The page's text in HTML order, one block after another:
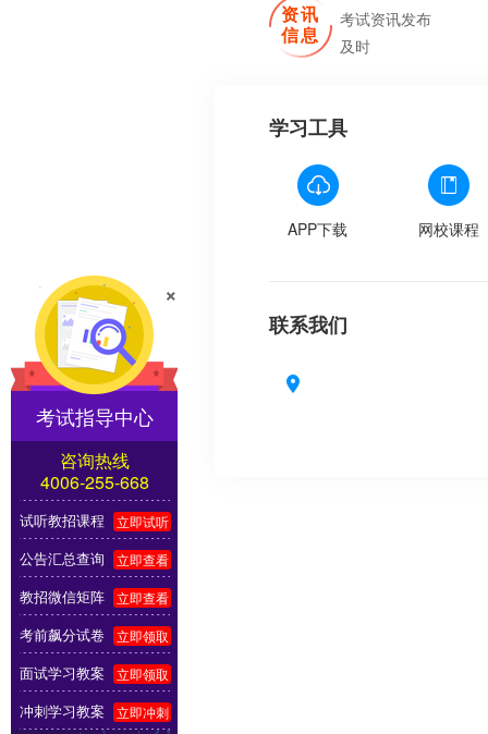
资讯
信息
考试资讯发布
及时
学习工具
APP下载 网校课程
联系我们
考试指导中心
咨询热线
4006-255-668
试听教招课程 立即试听
公告汇总查询 立即查看
教招微信矩阵 立即查看
考前飙分试卷 立即领取
面试学习教案 立即领取
冲刺学习教案 立即冲刺
×